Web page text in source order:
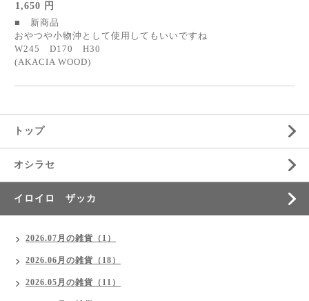
1,650 円
■ 新商品
おやつや小物沖として使用してもいいですね
W245 D170 H30
(AKACIA WOOD)
トップ
オシラセ
イロイロ ザッカ
2026.07月の雑貨（1）
2026.06月の雑貨（18）
2026.05月の雑貨（11）